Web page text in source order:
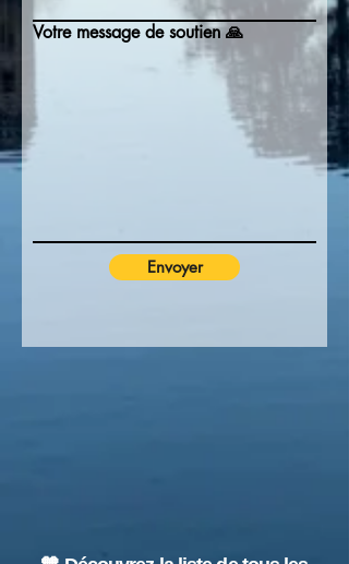
Votre message de soutien 🙏
Envoyer